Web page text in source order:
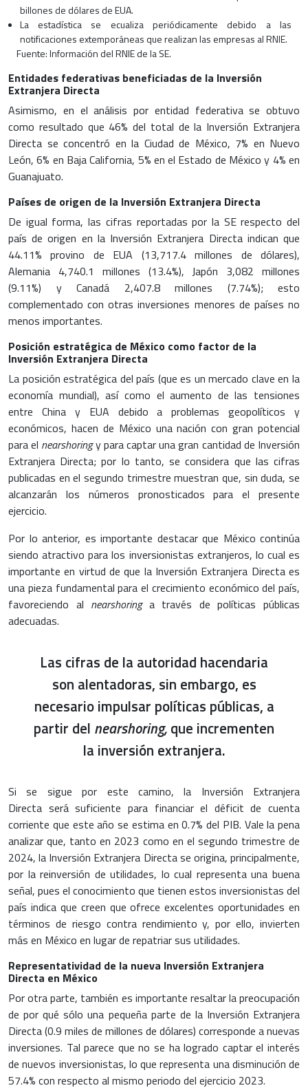
billones de dólares de EUA.
La estadística se ecualiza periódicamente debido a las
notificaciones extemporáneas que realizan las empresas al RNIE.
Fuente: Información del RNIE de la SE.
Entidades federativas beneficiadas de la Inversión
Extranjera Directa
Asimismo, en el análisis por entidad federativa se obtuvo
como resultado que 46% del total de la Inversión Extranjera
Directa se concentró en la Ciudad de México, 7% en Nuevo
León, 6% en Baja California, 5% en el Estado de México y 4% en
Guanajuato.
Países de origen de la Inversión Extranjera Directa
De igual forma, las cifras reportadas por la SE respecto del
país de origen en la Inversión Extranjera Directa indican que
44.11% provino de EUA (13,717.4 millones de dólares),
Alemania 4,740.1 millones (13.4%), Japón 3,082 millones
(9.11%) y Canadá 2,407.8 millones (7.74%); esto
complementado con otras inversiones menores de países no
menos importantes.
Posición estratégica de México como factor de la
Inversión Extranjera Directa
La posición estratégica del país (que es un mercado clave en la
economía mundial), así como el aumento de las tensiones
entre China y EUA debido a problemas geopolíticos y
económicos, hacen de México una nación con gran potencial
para el nearshoringy para captar una gran cantidad de Inversión
Extranjera Directa; por lo tanto, se considera que las cifras
publicadas en el segundo trimestre muestran que, sin duda, se
alcanzarán los números pronosticados para el presente
ejercicio.
Por lo anterior, es importante destacar que México continúa
siendo atractivo para los inversionistas extranjeros, lo cual es
importante en virtud de que la Inversión Extranjera Directaes
una pieza fundamental para el crecimiento económico del país,
favoreciendo al nearshoringa través de políticas públicas
adecuadas.
Las cifras de la autoridad hacendaria
son alentadoras, sin embargo, es
necesario impulsar políticas públicas, a
partir del nearshoring,que incrementen
la inversión extranjera.
Si se sigue por este camino, la Inversión Extranjera
Directa será suficiente para financiar el déficit de cuenta
corriente que este año se estima en 0.7% del PIB. Vale la pena
analizar que, tanto en 2023 como en el segundo trimestre de
2024, la Inversión Extranjera Directase origina, principalmente,
por la reinversión de utilidades, lo cual representa una buena
señal, pues el conocimiento que tienen estos inversionistas del
país indica que creen que ofrece excelentes oportunidades en
términos de riesgo contra rendimiento y, por ello, invierten
más en México en lugar de repatriar sus utilidades.
Representatividad de la nueva Inversión Extranjera
Directa en México
Por otra parte, también es importante resaltar la preocupación
de por qué sólo una pequeña parte de la Inversión Extranjera
Directa(0.9 miles de millones de dólares) corresponde a nuevas
inversiones. Tal parece que no se ha logrado captar el interés
de nuevos inversionistas, lo que representa una disminución de
57.4% con respecto al mismo periodo del ejercicio 2023.